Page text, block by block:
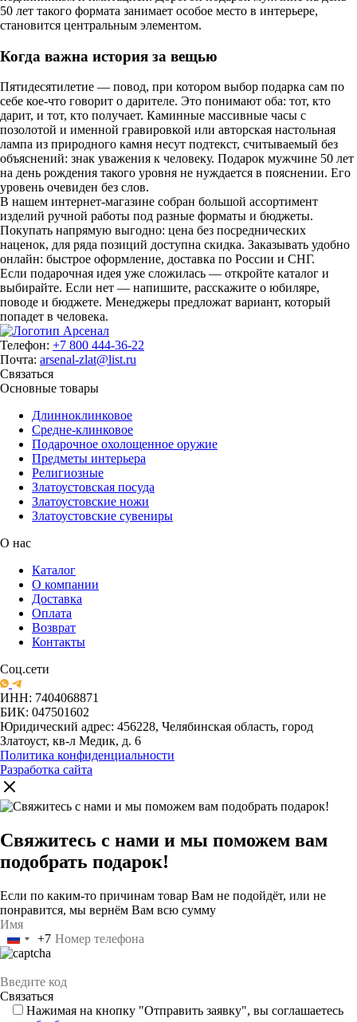
50 лет такого формата занимает особое место в интерьере,
становится центральным элементом.
Когда важна история за вещью
Пятидесятилетие — повод, при котором выбор подарка сам по
себе кое-что говорит о дарителе. Это понимают оба: тот, кто
дарит, и тот, кто получает. Каминные массивные часы с
позолотой и именной гравировкой или авторская настольная
лампа из природного камня несут подтекст, считываемый без
объяснений: знак уважения к человеку. Подарок мужчине 50 лет
на день рождения такого уровня не нуждается в пояснении. Его
уровень очевиден без слов.
В нашем интернет-магазине собран большой ассортимент
изделий ручной работы под разные форматы и бюджеты.
Покупать напрямую выгодно: цена без посреднических
наценок, для ряда позиций доступна скидка. Заказывать удобно
онлайн: быстрое оформление, доставка по России и СНГ.
Если подарочная идея уже сложилась — откройте каталог и
выбирайте. Если нет — напишите, расскажите о юбиляре,
поводе и бюджете. Менеджеры предложат вариант, который
попадет в человека.
Телефон: +7 800 444-36-22
Почта: arsenal-zlat@list.ru
Связаться
Основные товары
Длинноклинковое
Средне-клинковое
Подарочное охолощенное оружие
Предметы интерьера
Религиозные
Златоустовская посуда
Златоустовские ножи
Златоустовские сувениры
О нас
Каталог
О компании
Доставка
Оплата
Возврат
Контакты
Соц.сети
ИНН: 7404068871
БИК: 047501602
Юридический адрес: 456228, Челябинская область, город
Златоуст, кв-л Медик, д. 6
Политика конфиденциальности
Разработка сайта
Свяжитесь с нами и мы поможем вам
подобрать подарок!
Если по каким-то причинам товар Вам не подойдёт, или не
понравится, мы вернём Вам всю сумму
Россия
+7
+7
Нажимая на кнопку "Отправить заявку", вы соглашаетесь